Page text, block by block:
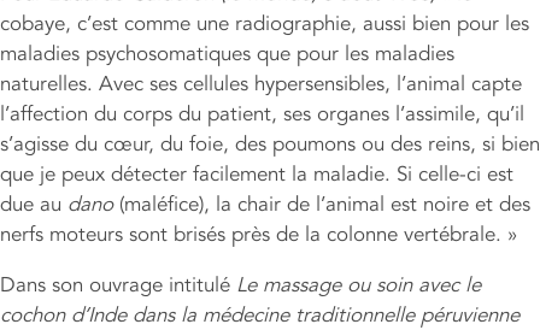
cobaye, c’est comme une radiographie, aussi bien pour les
maladies psychosomatiques que pour les maladies
naturelles. Avec ses cellules hypersensibles, l’animal capte
l’affection du corps du patient, ses organes l’assimile, qu’il
s’agisse du cœur, du foie, des poumons ou des reins, si bien
que je peux détecter facilement la maladie. Si celle-ci est
due au dano (maléfice), la chair de l’animal est noire et des
nerfs moteurs sont brisés près de la colonne vertébrale. »
Dans son ouvrage intitulé Le massage ou soin avec le
cochon d’Inde dans la médecine traditionnelle péruvienne